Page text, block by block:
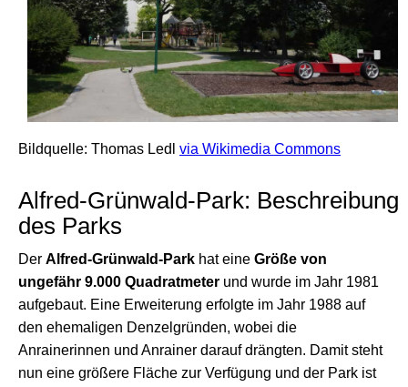
Bildquelle: Thomas Ledl via Wikimedia Commons
Alfred-Grünwald-Park: Beschreibung
des Parks
Der Alfred-Grünwald-Park hat eine Größe von
ungefähr 9.000 Quadratmeter und wurde im Jahr 1981
aufgebaut. Eine Erweiterung erfolgte im Jahr 1988 auf
den ehemaligen Denzelgründen, wobei die
Anrainerinnen und Anrainer darauf drängten. Damit steht
nun eine größere Fläche zur Verfügung und der Park ist